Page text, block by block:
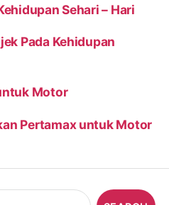
Sehari – Hari
Pada Kehidupan
Motor
Pertamax untuk Motor